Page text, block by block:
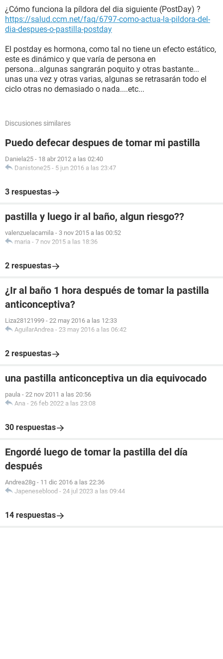
¿Cómo funciona la píldora del dia siguiente (PostDay) ?
https://salud.ccm.net/faq/6797-como-actua-la-pildora-del-
dia-despues-o-pastilla-postday
El postday es hormona, como tal no tiene un efecto estático,
este es dinámico y que varía de persona en
persona...algunas sangrarán poquito y otras bastante...
unas una vez y otras varias, algunas se retrasarán todo el
ciclo otras no demasiado o nada....etc...
Discusiones similares
Puedo defecar despues de tomar mi pastilla
Daniela25 - 18 abr 2012 a las 02:40
Danistone25 - 5 jun 2016 a las 23:47
3 respuestas
pastilla y luego ir al baño, algun riesgo??
valenzuelacamila - 3 nov 2015 a las 00:52
maria - 7 nov 2015 a las 18:36
2 respuestas
¿Ir al baño 1 hora después de tomar la pastilla
anticonceptiva?
Liza28121999 - 22 may 2016 a las 12:33
AguilarAndrea - 23 may 2016 a las 06:42
2 respuestas
una pastilla anticonceptiva un dia equivocado
paula - 22 nov 2011 a las 20:56
Ana - 26 feb 2022 a las 23:08
30 respuestas
Engordé luego de tomar la pastilla del día
después
Andrea28g - 11 dic 2016 a las 22:36
Japeneseblood - 24 jul 2023 a las 09:44
14 respuestas